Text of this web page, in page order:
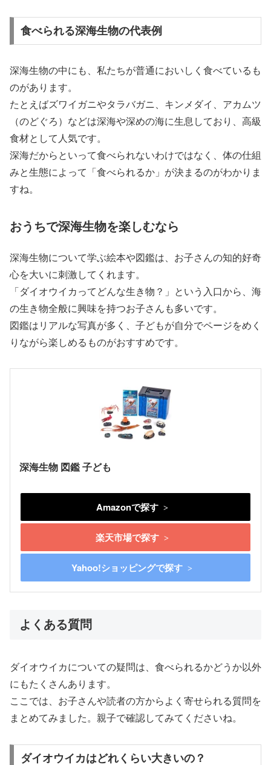
食べられる深海生物の代表例
深海生物の中にも、私たちが普通においしく食べているも
のがあります。
たとえばズワイガニやタラバガニ、キンメダイ、アカムツ
（のどぐろ）などは深海や深めの海に生息しており、高級
食材として人気です。
深海だからといって食べられないわけではなく、体の仕組
みと生態によって「食べられるか」が決まるのがわかりま
すね。
おうちで深海生物を楽しむなら
深海生物について学ぶ絵本や図鑑は、お子さんの知的好奇
心を大いに刺激してくれます。
「ダイオウイカってどんな生き物？」という入口から、海
の生き物全般に興味を持つお子さんも多いです。
図鑑はリアルな写真が多く、子どもが自分でページをめく
りながら楽しめるものがおすすめです。
深海生物 図鑑 子ども
Amazonで探す
楽天市場で探す
Yahoo!ショッピングで探す
よくある質問
ダイオウイカについての疑問は、食べられるかどうか以外
にもたくさんあります。
ここでは、お子さんや読者の方からよく寄せられる質問を
まとめてみました。親子で確認してみてくださいね。
ダイオウイカはどれくらい大きいの？